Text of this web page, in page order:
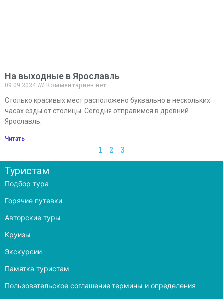
На выходные в Ярославль
09.09.2024
Комментариев нет
Столько красивых мест расположено буквально в нескольких
часах езды от столицы. Сегодня отправимся в древний
Ярославль.
Читать
1 2 3
Туристам
Подбор тура
Горячие путевки
Авторские туры
Круизы
Экскурсии
Памятка туристам
Пользовательское соглашение термины и определения